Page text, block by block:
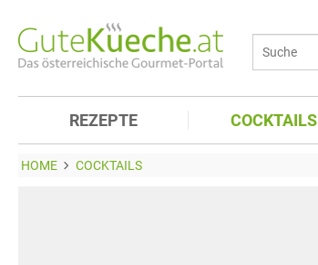
REZEPTE COCKTAILS
HOME COCKTAILS